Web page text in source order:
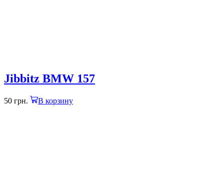
Jibbitz BMW 157
50 грн. В корзину